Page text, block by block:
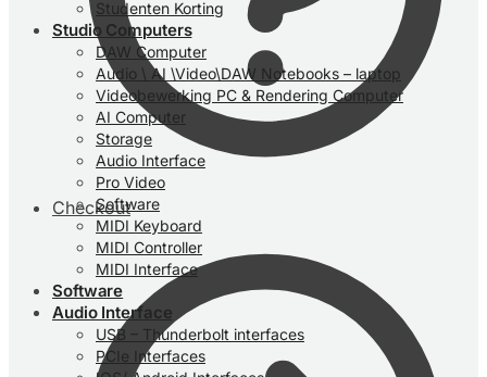
Checkout
Studenten Korting
Studio Computers
DAW Computer
Audio \ AI \Video\DAW Notebooks – laptop
Videobewerking PC & Rendering Computer
AI Computer
Storage
Audio Interface
Pro Video
Software
MIDI Keyboard
MIDI Controller
MIDI Interface
Software
Audio Interface
USB – Thunderbolt interfaces
PCIe Interfaces